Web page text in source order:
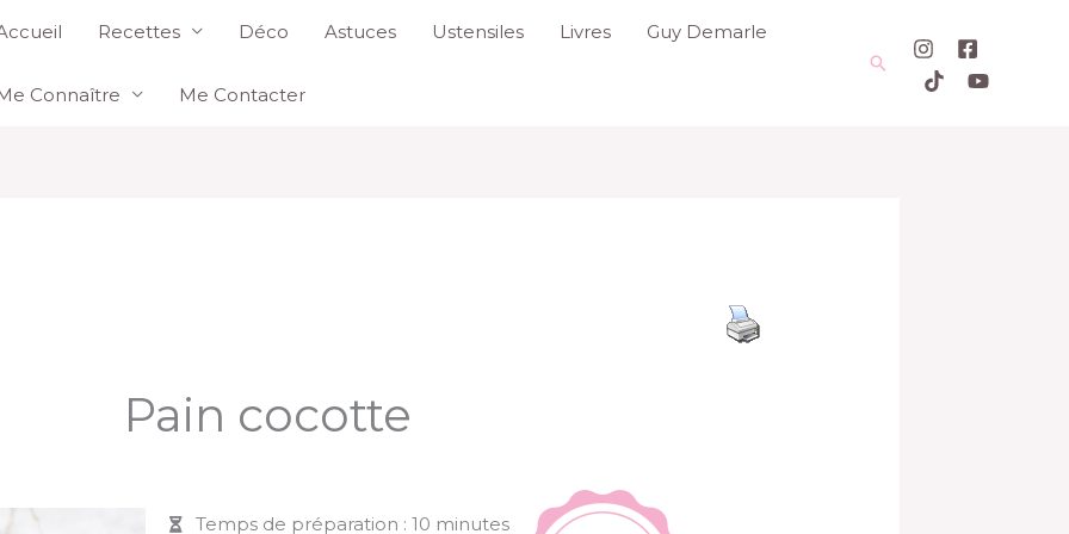
Recettes Déco Astuces Ustensiles Livres Guy Demarle
Connaître Me Contacter
Rechercher
Pain cocotte
Temps de préparation : 10 minutes